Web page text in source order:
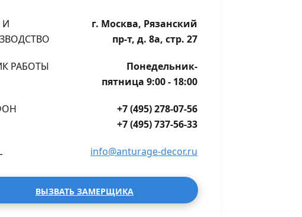
И
г. Москва, Рязанский
пр-т, д. 8а, стр. 27
РАБОТЫ
Понедельник-
пятница 9:00 - 18:00
+7 (495) 278-07-56
+7 (495) 737-56-33
info@anturage-decor.ru
ВЫЗВАТЬ ЗАМЕРЩИКА